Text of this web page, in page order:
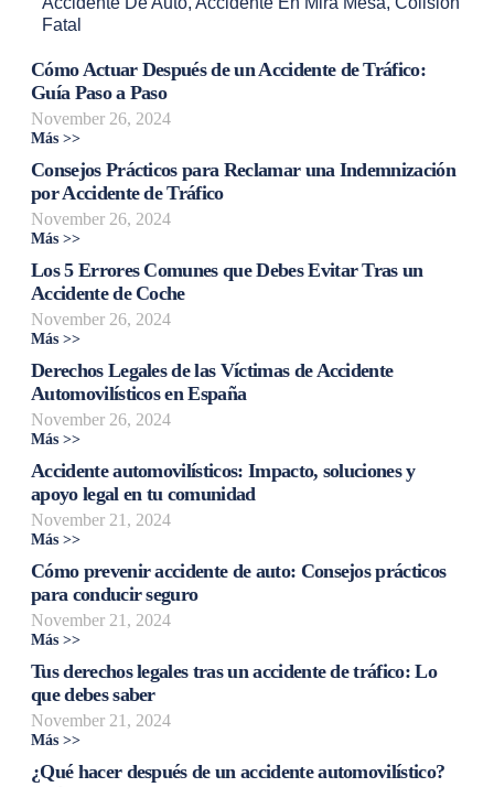
Fatal
Cómo Actuar Después de un Accidente de Tráfico:
Guía Paso a Paso
November 26, 2024
Más >>
Consejos Prácticos para Reclamar una Indemnización
por Accidente de Tráfico
November 26, 2024
Más >>
Los 5 Errores Comunes que Debes Evitar Tras un
Accidente de Coche
November 26, 2024
Más >>
Derechos Legales de las Víctimas de Accidente
Automovilísticos en España
November 26, 2024
Más >>
Accidente automovilísticos: Impacto, soluciones y
apoyo legal en tu comunidad
November 21, 2024
Más >>
Cómo prevenir accidente de auto: Consejos prácticos
para conducir seguro
November 21, 2024
Más >>
Tus derechos legales tras un accidente de tráfico: Lo
que debes saber
November 21, 2024
Más >>
¿Qué hacer después de un accidente automovilístico?